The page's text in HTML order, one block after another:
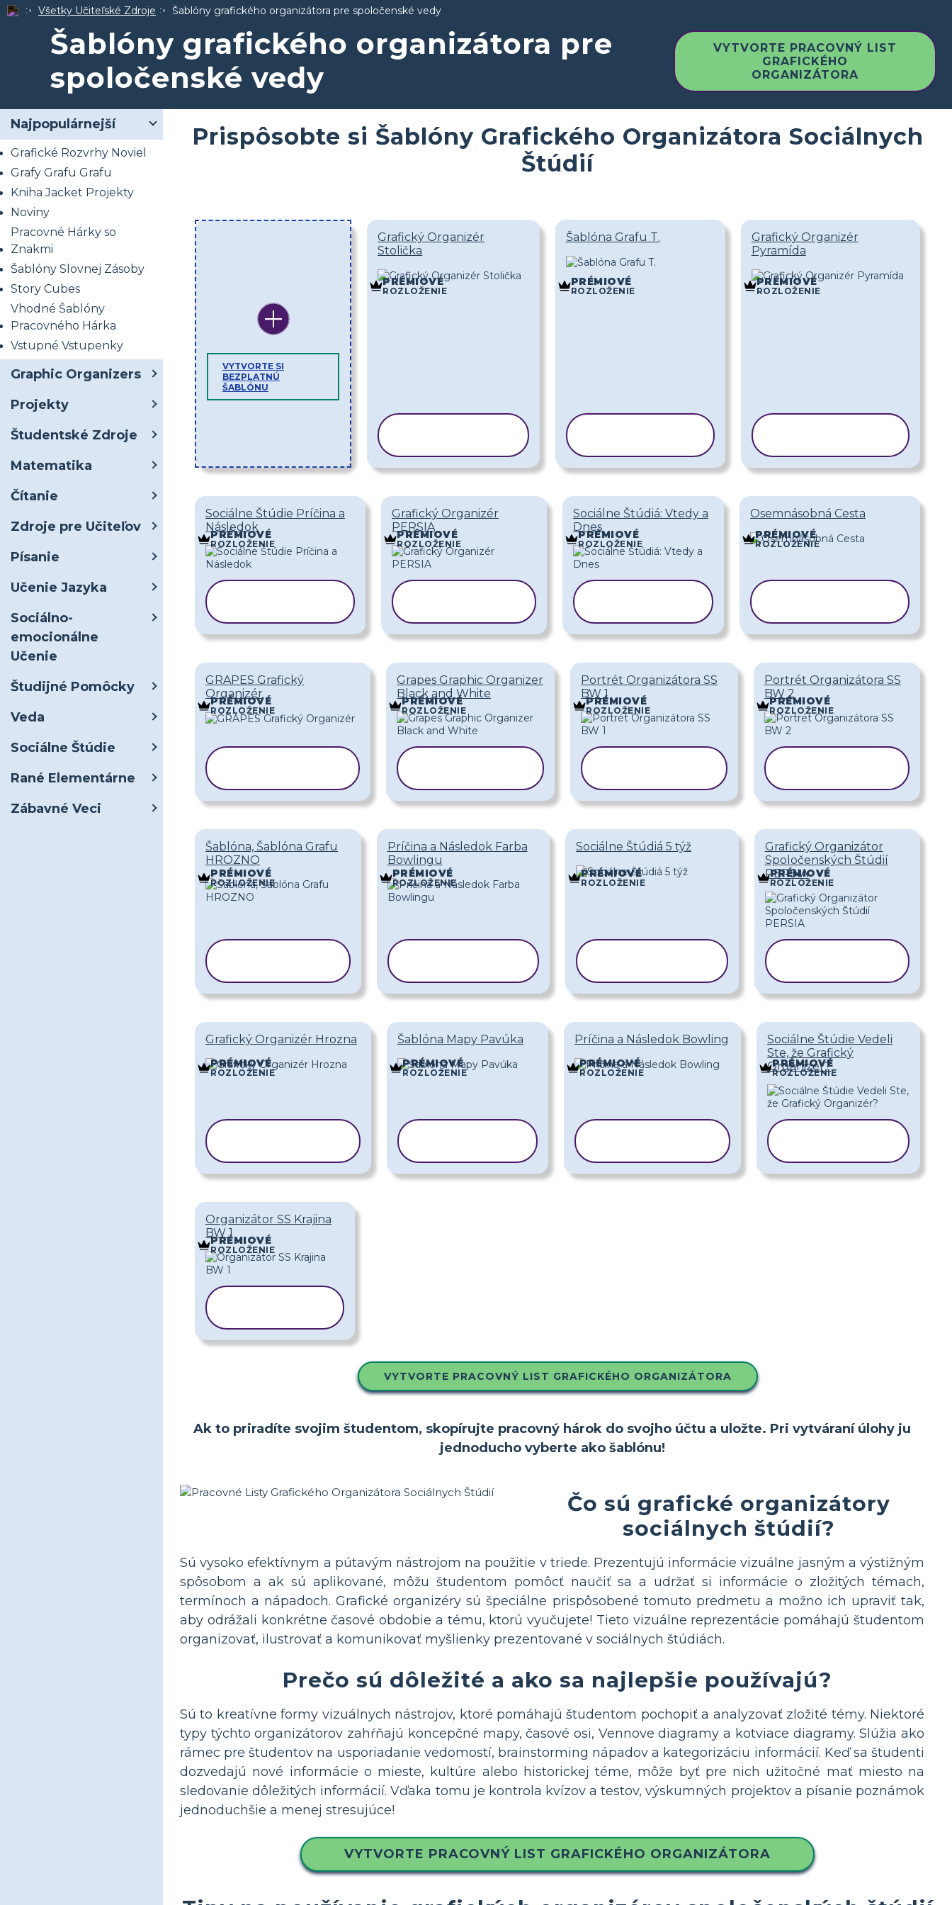
Všetky Učiteľské Zdroje Šablóny grafického organizátora pre spoločenské vedy
Šablóny grafického organizátora pre
spoločenské vedy
VYTVORTE PRACOVNÝ LIST
GRAFICKÉHO
ORGANIZÁTORA
Najpopulárnejší
Grafické Rozvrhy Noviel
Grafy Grafu Grafu
Kniha Jacket Projekty
Noviny
Pracovné Hárky so
Znakmi
Šablóny Slovnej Zásoby
Story Cubes
Vhodné Šablóny
Pracovného Hárka
Vstupné Vstupenky
Graphic Organizers
Projekty
Študentské Zdroje
Matematika
Čítanie
Zdroje pre Učiteľov
Písanie
Učenie Jazyka
Sociálno-
emocionálne
Učenie
Študijné Pomôcky
Veda
Sociálne Štúdie
Rané Elementárne
Zábavné Veci
Prispôsobte si Šablóny Grafického Organizátora Sociálnych
Štúdií
VYTVORTE SI
BEZPLATNÚ
ŠABLÓNU
Grafický Organizér
Stolička
PRÉMIOVÉ
ROZLOŽENIE
Šablóna Grafu T.
PRÉMIOVÉ
ROZLOŽENIE
Grafický Organizér
Pyramída
PRÉMIOVÉ
ROZLOŽENIE
Sociálne Štúdie Príčina a
Následok
PRÉMIOVÉ
ROZLOŽENIE
Grafický Organizér
PERSIA
PRÉMIOVÉ
ROZLOŽENIE
Sociálne Štúdiá: Vtedy a
Dnes
PRÉMIOVÉ
ROZLOŽENIE
Osemnásobná Cesta
PRÉMIOVÉ
ROZLOŽENIE
GRAPES Grafický
Organizér
PRÉMIOVÉ
ROZLOŽENIE
Grapes Graphic Organizer
Black and White
PRÉMIOVÉ
ROZLOŽENIE
Portrét Organizátora SS
BW 1
PRÉMIOVÉ
ROZLOŽENIE
Portrét Organizátora SS
BW 2
PRÉMIOVÉ
ROZLOŽENIE
Šablóna, Šablóna Grafu
HROZNO
PRÉMIOVÉ
ROZLOŽENIE
Príčina a Následok Farba
Bowlingu
PRÉMIOVÉ
ROZLOŽENIE
Sociálne Štúdiá 5 týž
PRÉMIOVÉ
ROZLOŽENIE
Grafický Organizátor
Spoločenských Štúdií
PERSIA
PRÉMIOVÉ
ROZLOŽENIE
Grafický Organizér Hrozna
PRÉMIOVÉ
ROZLOŽENIE
Šablóna Mapy Pavúka
PRÉMIOVÉ
ROZLOŽENIE
Príčina a Následok Bowling
PRÉMIOVÉ
ROZLOŽENIE
Sociálne Štúdie Vedeli
Ste, že Grafický
Organizér?
PRÉMIOVÉ
ROZLOŽENIE
Organizátor SS Krajina
BW 1
PRÉMIOVÉ
ROZLOŽENIE
VYTVORTE PRACOVNÝ LIST GRAFICKÉHO ORGANIZÁTORA
Ak to priradíte svojim študentom, skopírujte pracovný hárok do svojho účtu a uložte. Pri vytváraní úlohy ju
jednoducho vyberte ako šablónu!
Čo sú grafické organizátory
sociálnych štúdií?
Sú vysoko efektívnym a pútavým nástrojom na použitie v triede. Prezentujú informácie vizuálne jasným a výstižným
spôsobom a ak sú aplikované, môžu študentom pomôcť naučiť sa a udržať si informácie o zložitých témach,
termínoch a nápadoch. Grafické organizéry sú špeciálne prispôsobené tomuto predmetu a možno ich upraviť tak,
aby odrážali konkrétne časové obdobie a tému, ktorú vyučujete! Tieto vizuálne reprezentácie pomáhajú študentom
organizovať, ilustrovať a komunikovať myšlienky prezentované v sociálnych štúdiách.
Prečo sú dôležité a ako sa najlepšie používajú?
Sú to kreatívne formy vizuálnych nástrojov, ktoré pomáhajú študentom pochopiť a analyzovať zložité témy. Niektoré
typy týchto organizátorov zahŕňajú koncepčné mapy, časové osi, Vennove diagramy a kotviace diagramy. Slúžia ako
rámec pre študentov na usporiadanie vedomostí, brainstorming nápadov a kategorizáciu informácií. Keď sa študenti
dozvedajú nové informácie o mieste, kultúre alebo historickej téme, môže byť pre nich užitočné mať miesto na
sledovanie dôležitých informácií. Vďaka tomu je kontrola kvízov a testov, výskumných projektov a písanie poznámok
jednoduchšie a menej stresujúce!
VYTVORTE PRACOVNÝ LIST GRAFICKÉHO ORGANIZÁTORA